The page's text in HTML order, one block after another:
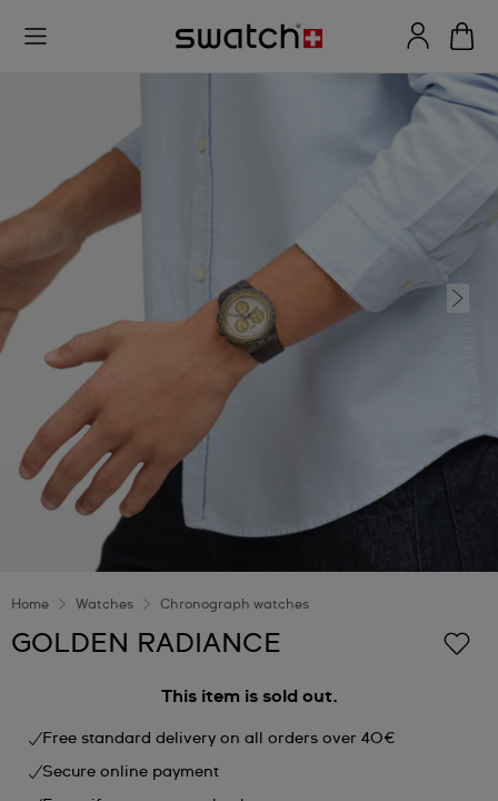
Home Watches Chronograph watches
GOLDEN RADIANCE
This item is sold out.
Free standard delivery on all orders over 40€
Secure online payment